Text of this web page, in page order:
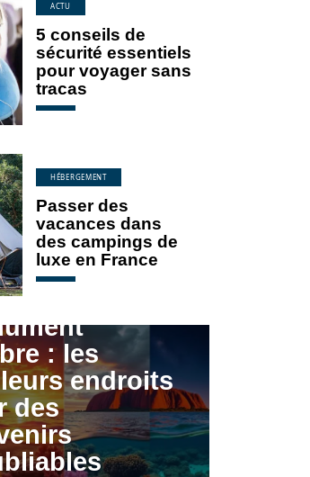
ACTU
5 conseils de
sécurité essentiels
pour voyager sans
tracas
HÉBERGEMENT
Passer des
vacances dans
des campings de
luxe en France
: les
endroits
des